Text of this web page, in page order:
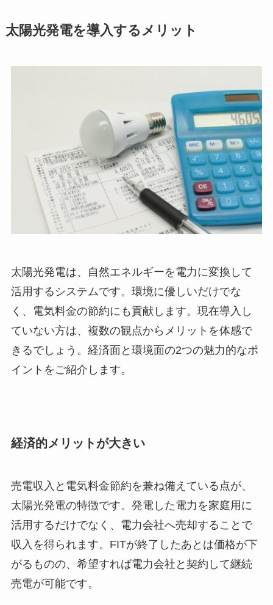
太陽光発電を導入するメリット
太陽光発電は、自然エネルギーを電力に変換して
活用するシステムです。環境に優しいだけでな
く、電気料金の節約にも貢献します。現在導入し
ていない方は、複数の観点からメリットを体感で
きるでしょう。経済面と環境面の2つの魅力的なポ
イントをご紹介します。
経済的メリットが大きい
売電収入と電気料金節約を兼ね備えている点が、
太陽光発電の特徴です。発電した電力を家庭用に
活用するだけでなく、電力会社へ売却することで
収入を得られます。FITが終了したあとは価格が下
がるものの、希望すれば電力会社と契約して継続
売電が可能です。